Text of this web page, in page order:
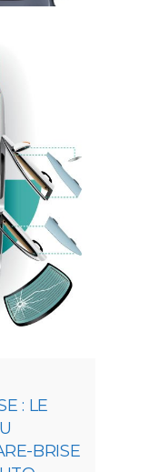
: LE
BRISE